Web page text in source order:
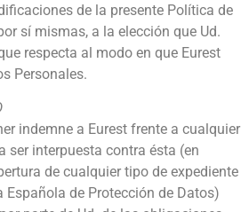
de la presente Política de
sí mismas, a la elección que Ud.
respecta al modo en que Eurest
Personales.
indemne a Eurest frente a cualquier
ser interpuesta contra ésta (en
de cualquier tipo de expediente
Española de Protección de Datos)